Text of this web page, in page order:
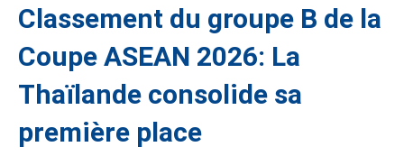
Classement du groupe B de la
Coupe ASEAN 2026: La
Thaïlande consolide sa
première place